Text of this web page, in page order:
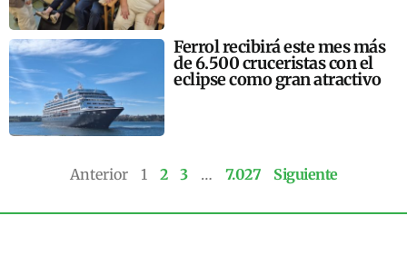
Ferrol recibirá este mes más
de 6.500 cruceristas con el
eclipse como gran atractivo
Anterior 1 2 3 … 7.027 Siguiente